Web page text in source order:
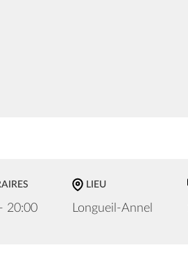
20:00
LIEU
Longueil-Annel